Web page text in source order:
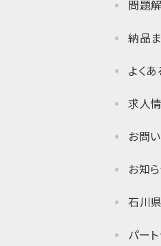
問題
納品
よく
求人
お問
お知
石川
パー